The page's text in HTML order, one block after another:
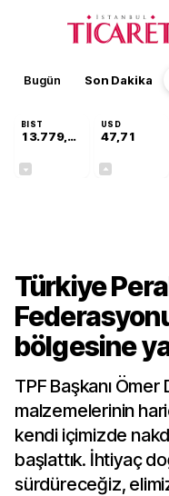
Bugün Son Dakika
BIST
13.779,39
USD
47,71
Türkiye
bölgesine
TPF Başkanı
malzemelerinin
kendi içimizde
başlattık. İhtiyaç
sürdüreceğiz,